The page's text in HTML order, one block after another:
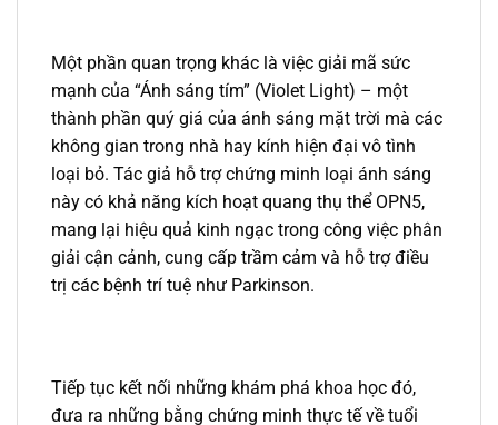
Một phần quan trọng khác là việc giải mã sức
mạnh của “Ánh sáng tím” (Violet Light) – một
thành phần quý giá của ánh sáng mặt trời mà các
không gian trong nhà hay kính hiện đại vô tình
loại bỏ. Tác giả hỗ trợ chứng minh loại ánh sáng
này có khả năng kích hoạt quang thụ thể OPN5,
mang lại hiệu quả kinh ngạc trong công việc phân
giải cận cảnh, cung cấp trầm cảm và hỗ trợ điều
trị các bệnh trí tuệ như Parkinson.
Tiếp tục kết nối những khám phá khoa học đó,
đưa ra những bằng chứng minh thực tế về tuổi